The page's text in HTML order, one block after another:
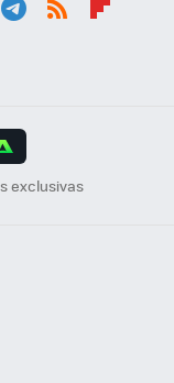
exclusivas